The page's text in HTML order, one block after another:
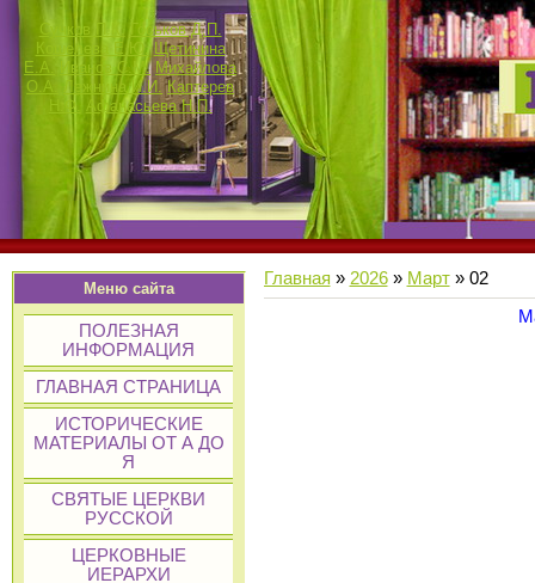
Сучков П.К. Госьков Д.П.
Кошелева Е.Ю. Щетинина
Е.А.
Иванов С.М. Михайлова
О.А.
Лежнина И.И. Каптерев
Н.Ф. Афанасьева Н.П.
Меню сайта
ПОЛЕЗНАЯ
ИНФОРМАЦИЯ
ГЛАВНАЯ СТРАНИЦА
ИСТОРИЧЕСКИЕ
МАТЕРИАЛЫ ОТ А ДО
Я
СВЯТЫЕ ЦЕРКВИ
РУССКОЙ
ЦЕРКОВНЫЕ
ИЕРАРХИ
Главная » 2026 » Март » 02